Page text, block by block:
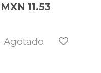
MXN 11.53
Agotado